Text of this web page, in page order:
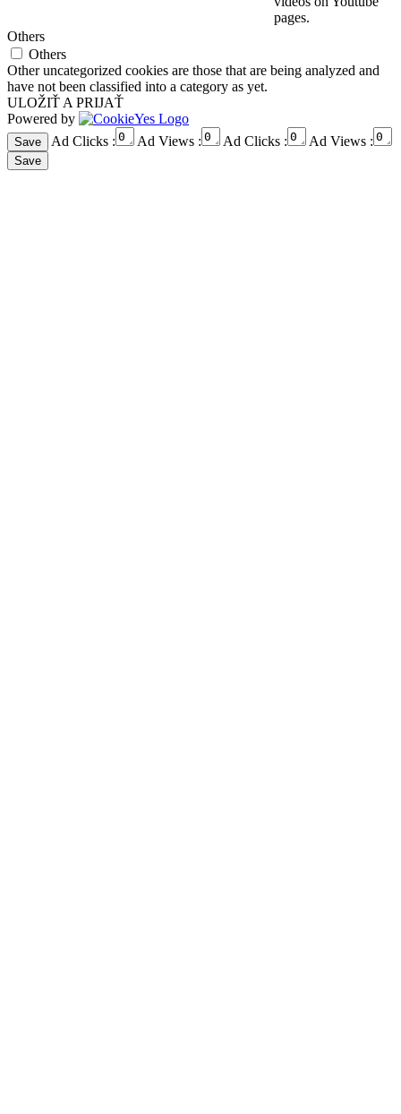
pages.
Others
Others
Other uncategorized cookies are those that are being analyzed and
have not been classified into a category as yet.
ULOŽIŤ A PRIJAŤ
Powered by
Ad Clicks :
Ad Views : Ad Clicks : Ad Views :